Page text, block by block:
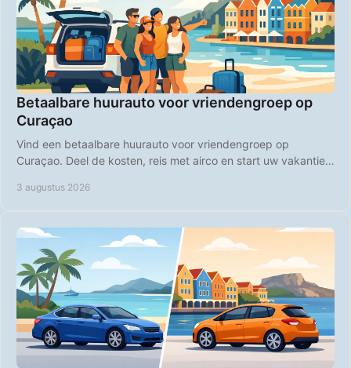
Betaalbare huurauto voor vriendengroep op
Curaçao
Vind een betaalbare huurauto voor vriendengroep op
Curaçao. Deel de kosten, reis met airco en start uw vakantie
3 augustus 2026